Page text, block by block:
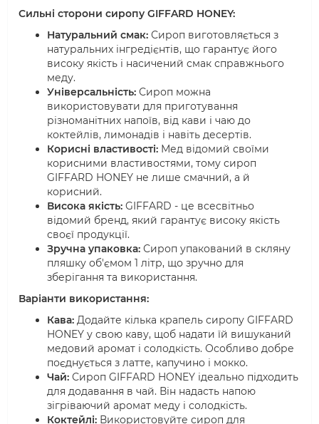
Сильні сторони сиропу GIFFARD HONEY:
Натуральний смак: Сироп виготовляється з
натуральних інгредієнтів, що гарантує його
високу якість і насичений смак справжнього
меду.
Універсальність: Сироп можна
використовувати для приготування
різноманітних напоїв, від кави і чаю до
коктейлів, лимонадів і навіть десертів.
Корисні властивості: Мед відомий своїми
корисними властивостями, тому сироп
GIFFARD HONEY не лише смачний, а й
корисний.
Висока якість: GIFFARD - це всесвітньо
відомий бренд, який гарантує високу якість
своєї продукції.
Зручна упаковка: Сироп упакований в скляну
пляшку об'ємом 1 літр, що зручно для
зберігання та використання.
Варіанти використання:
Кава: Додайте кілька крапель сиропу GIFFARD
HONEY у свою каву, щоб надати їй вишуканий
медовий аромат і солодкість. Особливо добре
поєднується з латте, капучино і мокко.
Чай: Сироп GIFFARD HONEY ідеально підходить
для додавання в чай. Він надасть напою
зігріваючий аромат меду і солодкість.
Коктейлі: Використовуйте сироп для